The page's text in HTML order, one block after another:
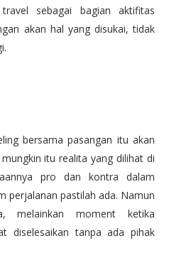
sebagai bagian aktifitas
akan hal yang disukai, tidak
bersama pasangan itu akan
itu realita yang dilihat di
pro dan kontra dalam
perjalanan pastilah ada. Namun
melainkan moment ketika
diselesaikan tanpa ada pihak